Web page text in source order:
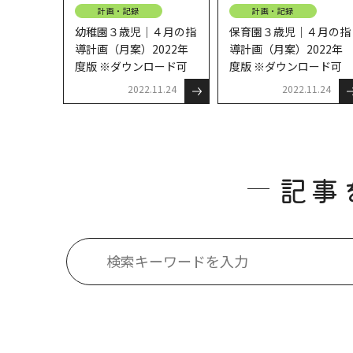
計画・記録
幼稚園３歳児｜４月の指
導計画（月案）2022年
度版 ※ダウンロード可
2022.11.24
計画・記録
保育園３歳児｜４月の指
導計画（月案）2022年
度版 ※ダウンロード可
2022.11.24
記事